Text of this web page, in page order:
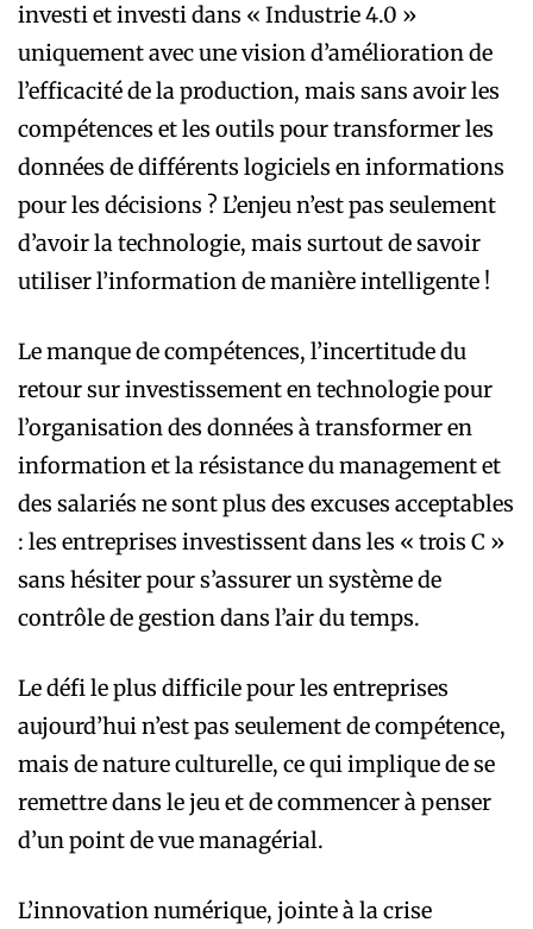
investi et investi dans « Industrie 4.0 »
uniquement avec une vision d’amélioration de
l’efficacité de la production, mais sans avoir les
compétences et les outils pour transformer les
données de différents logiciels en informations
pour les décisions ? L’enjeu n’est pas seulement
d’avoir la technologie, mais surtout de savoir
utiliser l’information de manière intelligente !
Le manque de compétences, l’incertitude du
retour sur investissement en technologie pour
l’organisation des données à transformer en
information et la résistance du management et
des salariés ne sont plus des excuses acceptables
: les entreprises investissent dans les « trois C »
sans hésiter pour s’assurer un système de
contrôle de gestion dans l’air du temps.
Le défi le plus difficile pour les entreprises
aujourd’hui n’est pas seulement de compétence,
mais de nature culturelle, ce qui implique de se
remettre dans le jeu et de commencer à penser
d’un point de vue managérial.
L’innovation numérique, jointe à la crise